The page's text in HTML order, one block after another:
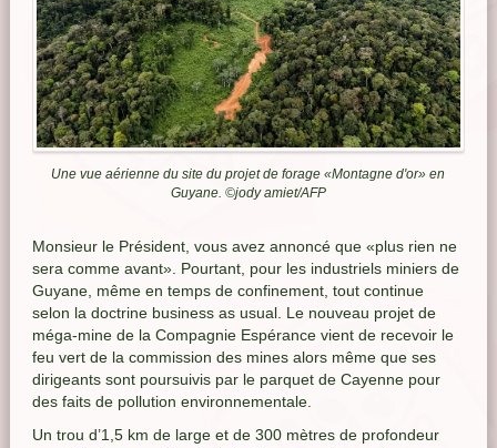
Une vue aérienne du site du projet de forage «Montagne d'or» en
Guyane. ©jody amiet/AFP
Monsieur le Président, vous avez annoncé que «plus rien ne
sera comme avant». Pourtant, pour les industriels miniers de
Guyane, même en temps de confinement, tout continue
selon la doctrine business as usual. Le nouveau projet de
méga-mine de la Compagnie Espérance vient de recevoir le
feu vert de la commission des mines alors même que ses
dirigeants sont poursuivis par le parquet de Cayenne pour
des faits de pollution environnementale.
Un trou d’1,5 km de large et de 300 mètres de profondeur